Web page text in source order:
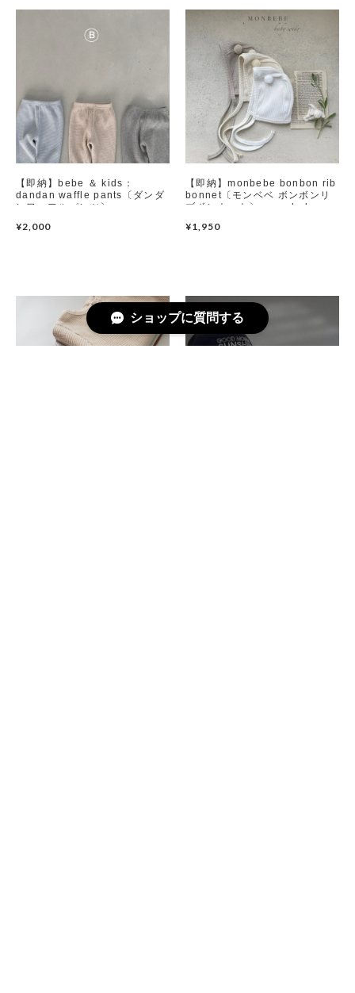
【即納】bebe ＆ kids：
dandan waffle pants〔ダンダ
ンワッフルパンツ〕
¥2,000
【即納】monbebe bonbon rib
bonnet〔モンベベ ボンボンリ
ブボンネット〕 monbebe
¥1,950
ショップに質問する